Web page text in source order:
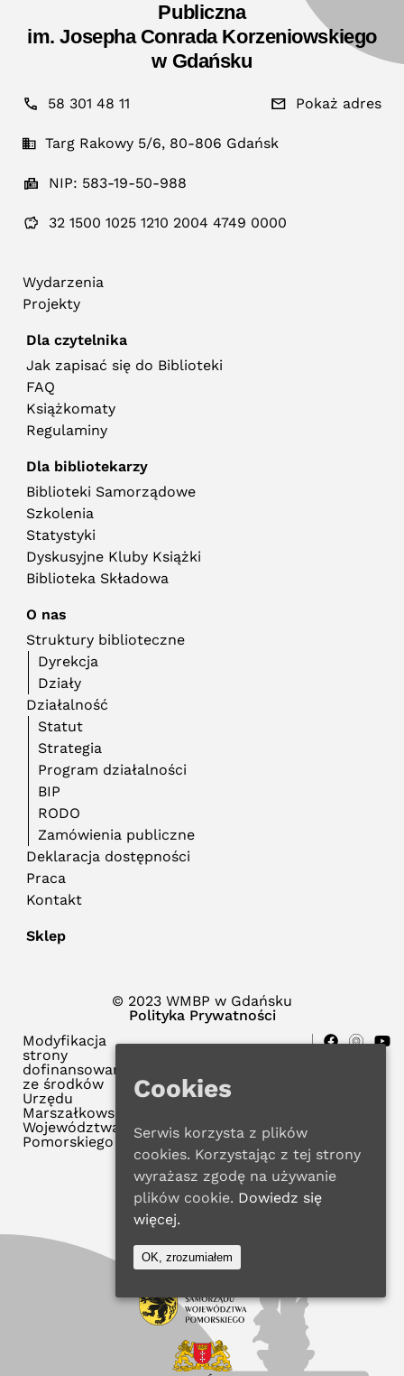
Publiczna
im. Josepha Conrada Korzeniowskiego
w Gdańsku
58 301 48 11 Pokaż adres
Targ Rakowy 5/6, 80-806 Gdańsk
NIP: 583-19-50-988
32 1500 1025 1210 2004 4749 0000
Wydarzenia
Projekty
Dla czytelnika
Jak zapisać się do Biblioteki
FAQ
Książkomaty
Regulaminy
Dla bibliotekarzy
Biblioteki Samorządowe
Szkolenia
Statystyki
Dyskusyjne Kluby Książki
Biblioteka Składowa
O nas
Struktury biblioteczne
Dyrekcja
Działy
Działalność
Statut
Strategia
Program działalności
BIP
RODO
Zamówienia publiczne
Deklaracja dostępności
Praca
Kontakt
Sklep
© 2023 WMBP w Gdańsku
Polityka Prywatności
Modyfikacja
strony
dofinansowana
ze środków
Urzędu
Marszałkowskiego
Województwa
Pomorskiego
Cookies
Serwis korzysta z plików
cookies. Korzystając z tej strony
wyrażasz zgodę na używanie
plików cookie. Dowiedz się
więcej.
OK, zrozumiałem